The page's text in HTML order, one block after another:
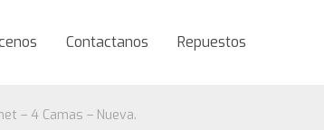
Contactanos Repuestos
– 4 Camas – Nueva.